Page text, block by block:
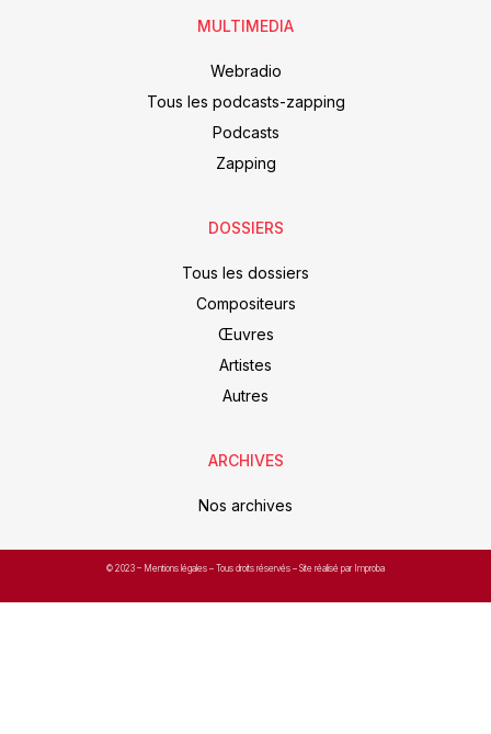
MULTIMEDIA
Webradio
Tous les podcasts-zapping
Podcasts
Zapping
DOSSIERS
Tous les dossiers
Compositeurs
Œuvres
Artistes
Autres
ARCHIVES
Nos archives
© 2023 – Mentions légales – Tous droits réservés – Site réalisé par Improba